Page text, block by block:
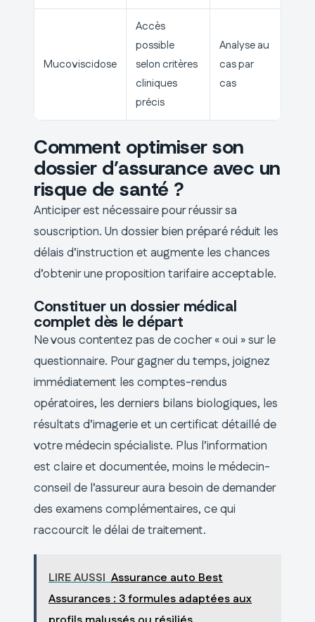
Mucoviscidose
Accès
possible
selon critères
cliniques
précis
Analyse au
cas par
cas
Comment optimiser son
dossier d’assurance avec un
risque de santé ?
Anticiper est nécessaire pour réussir sa
souscription. Un dossier bien préparé réduit les
délais d’instruction et augmente les chances
d’obtenir une proposition tarifaire acceptable.
Constituer un dossier médical
complet dès le départ
Ne vous contentez pas de cocher « oui » sur le
questionnaire. Pour gagner du temps, joignez
immédiatement les comptes-rendus
opératoires, les derniers bilans biologiques, les
résultats d’imagerie et un certificat détaillé de
votre médecin spécialiste. Plus l’information
est claire et documentée, moins le médecin-
conseil de l’assureur aura besoin de demander
des examens complémentaires, ce qui
raccourcit le délai de traitement.
LIRE AUSSI Assurance auto Best
Assurances : 3 formules adaptées aux